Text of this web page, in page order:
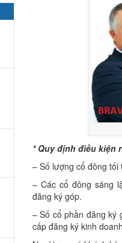
* Quy định điều kiện
– Số lượng cổ đông
– Các cổ đông sáng
đăng ký góp.
– Số cổ phần đăng ký
cấp đăng ký kinh